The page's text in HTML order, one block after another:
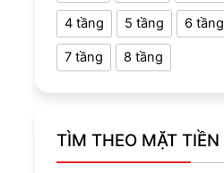
4 tầng 5 tầng 6 tầng
7 tầng 8 tầng
TÌM THEO MẶT TIỀN